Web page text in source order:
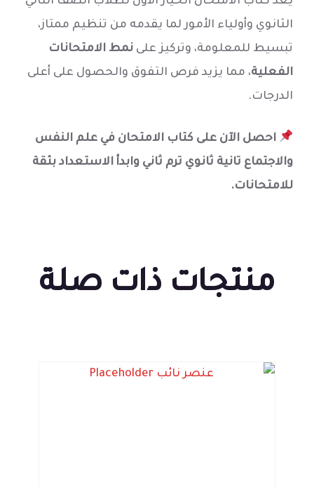
الثانوي وأولياء الأمور لما يقدمه من تنظيم ممتاز،
تبسيط للمعلومة، وتركيز على نمط الامتحانات
الفعلية، مما يزيد فرص التفوق والحصول على أعلى
الدرجات.
احصل الآن على كتاب الامتحان في علم النفس
والاجتماع تانية ثانوي ترم ثاني وابدأ الاستعداد بثقة
للامتحانات.
منتجات ذات صلة